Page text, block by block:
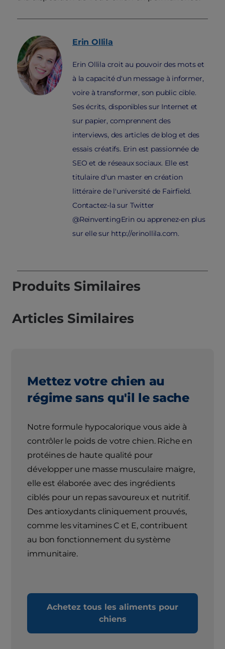
Erin Ollila
Erin Ollila croit au pouvoir des mots et
à la capacité d'un message à informer,
voire à transformer, son public cible.
Ses écrits, disponibles sur Internet et
sur papier, comprennent des
interviews, des articles de blog et des
essais créatifs. Erin est passionnée de
SEO et de réseaux sociaux. Elle est
titulaire d'un master en création
littéraire de l'université de Fairfield.
Contactez-la sur Twitter
@ReinventingErin ou apprenez-en plus
sur elle sur http://erinollila.com.
Produits Similaires
Articles Similaires
Mettez votre chien au
régime sans qu'il le sache
Notre formule hypocalorique vous aide à
contrôler le poids de votre chien. Riche en
protéines de haute qualité pour
développer une masse musculaire maigre,
elle est élaborée avec des ingrédients
ciblés pour un repas savoureux et nutritif.
Des antioxydants cliniquement prouvés,
comme les vitamines C et E, contribuent
au bon fonctionnement du système
immunitaire.
Achetez tous les aliments pour
chiens